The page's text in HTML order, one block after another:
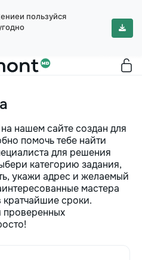
пользуйся
нашем сайте создан для
помочь тебе найти
для решения
категорию задания,
укажи адрес и желаемый
мастера
сроки.
проверенных